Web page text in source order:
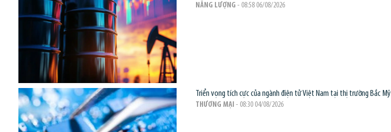
NĂNG LƯỢNG - 08:58 06/08/2026
Triển vọng tích cực của ngành điện tử Việt Nam tại thị trường Bắc Mỹ
THƯƠNG MẠI - 08:30 04/08/2026